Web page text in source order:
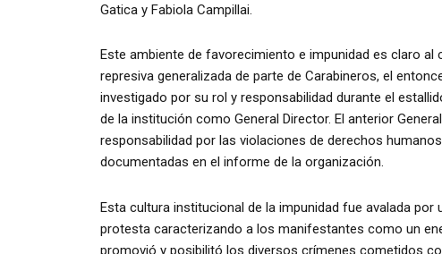
Gatica y Fabiola Campillai.
Este ambiente de favorecimiento e impunidad es claro
represiva generalizada de parte de Carabineros, el
investigado por su rol y responsabilidad durante el
de la institución como General Director. El anterior
responsabilidad por las violaciones de derechos
documentadas en el informe de la organización.
Esta cultura institucional de la impunidad fue avalada
protesta caracterizando a los manifestantes como un
promovió y posibilitó los diversos crímenes cometidos